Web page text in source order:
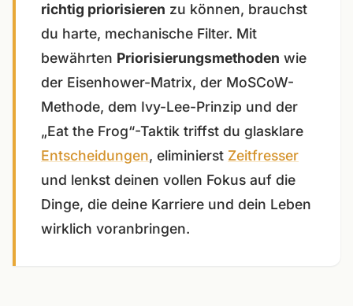
richtig priorisieren zu können, brauchst
du harte, mechanische Filter. Mit
bewährten Priorisierungsmethoden wie
der Eisenhower-Matrix, der MoSCoW-
Methode, dem Ivy-Lee-Prinzip und der
„Eat the Frog“-Taktik triffst du glasklare
Entscheidungen, eliminierst Zeitfresser
und lenkst deinen vollen Fokus auf die
Dinge, die deine Karriere und dein Leben
wirklich voranbringen.